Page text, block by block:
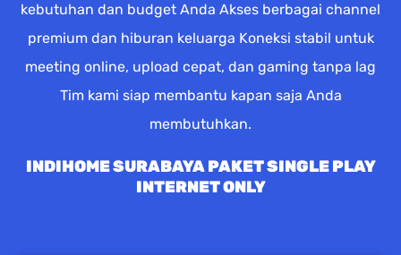
kebutuhan dan budget Anda Akses berbagai channel
premium dan hiburan keluarga Koneksi stabil untuk
meeting online, upload cepat, dan gaming tanpa lag
Tim kami siap membantu kapan saja Anda
membutuhkan.
INDIHOME SURABAYA PAKET SINGLE PLAY
INTERNET ONLY